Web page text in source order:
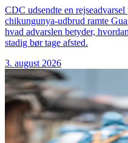
CDC udsendte en
chikungunya-udbrud ramte
hvad advarslen betyder,
stadig bør tage afsted.
3. august 2026